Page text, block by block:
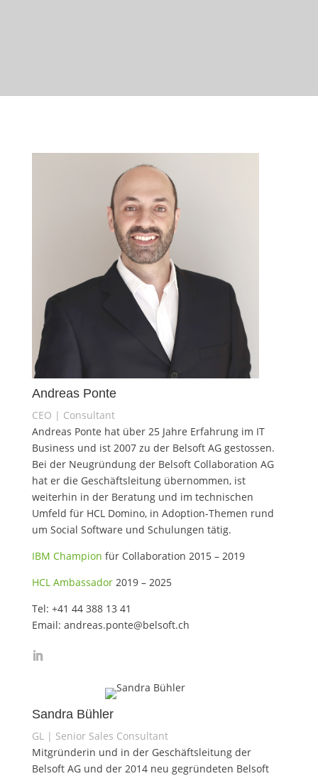
Andreas Ponte
CEO | Consultant
Andreas Ponte hat über 25 Jahre Erfahrung im IT
Business und ist 2007 zu der Belsoft AG gestossen.
Bei der Neugründung der Belsoft Collaboration AG
hat er die Geschäftsleitung übernommen, ist
weiterhin in der Beratung und im technischen
Umfeld für HCL Domino, in Adoption-Themen rund
um Social Software und Schulungen tätig.
IBM Champion für Collaboration 2015 – 2019
HCL Ambassador2019 – 2025
Tel: +41 44 388 13 41
Email: andreas.ponte@belsoft.ch
Sandra Bühler
GL | Senior Sales Consultant
Mitgründerin und in der Geschäftsleitung der
Belsoft AG und der 2014 neu gegründeten Belsoft